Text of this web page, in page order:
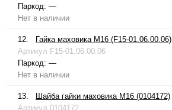
Паркод: —
Нет в наличии
12.
Гайка маховика М16 (F15-01.06.00.06)
Артикул F15-01.06.00.06
Паркод: —
Нет в наличии
13.
Шайба гайки маховика М16 (0104172)
Артикул 0104172